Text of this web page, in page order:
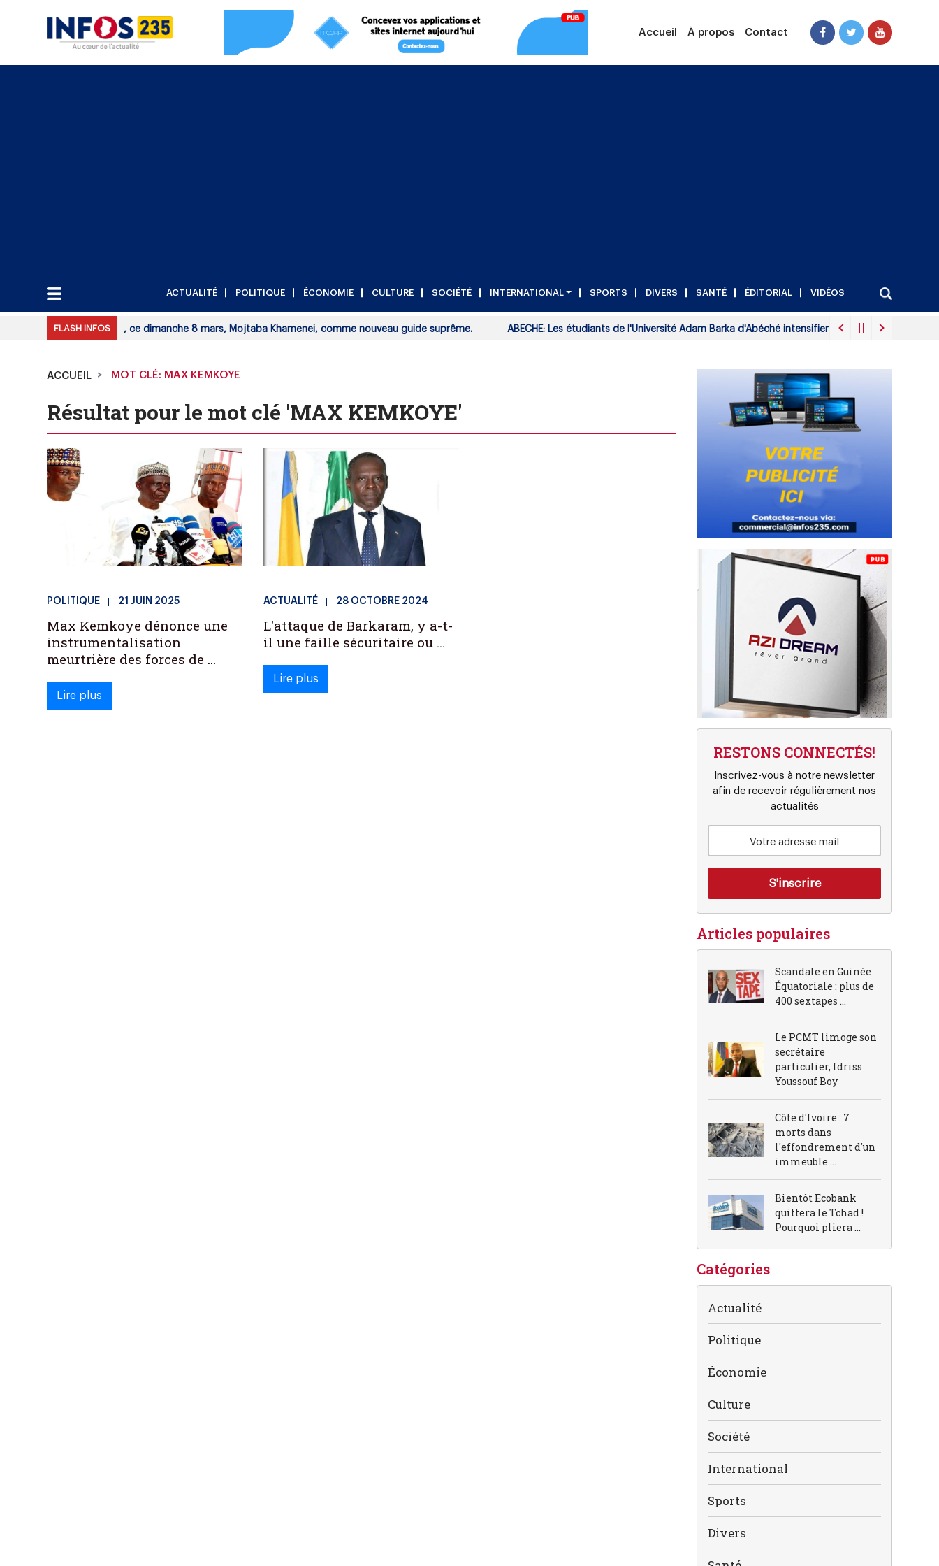
Accueil À propos Contact
ACTUALITÉ POLITIQUE ÉCONOMIE CULTURE SOCIÉTÉ INTERNATIONAL SPORTS DIVERS SANTÉ ÉDITORIAL VIDÉOS
FLASH INFOS
des experts a désigné, ce dimanche 8 mars, Mojtaba Khamenei, comme nouveau guide suprême. ABECHE: Les étudiants de l'Université Adam Barka d'Abéché intensifient leur mobilisation face
ACCUEIL MOT CLÉ: MAX KEMKOYE
Résultat pour le mot clé 'MAX KEMKOYE'
POLITIQUE 21 JUIN 2025
Max Kemkoye dénonce une
instrumentalisation
meurtrière des forces de ...
Lire plus
ACTUALITÉ 28 OCTOBRE 2024
L'attaque de Barkaram, y a-t-
il une faille sécuritaire ou ...
Lire plus
RESTONS CONNECTÉS!
Inscrivez-vous à notre newsletter
afin de recevoir régulièrement nos
actualités
Articles populaires
Scandale en Guinée
Équatoriale : plus de
400 sextapes ...
Le PCMT limoge son
secrétaire
particulier, Idriss
Youssouf Boy
Côte d'Ivoire : 7
morts dans
l'effondrement d'un
immeuble ...
Bientôt Ecobank
quittera le Tchad !
Pourquoi pliera ...
Catégories
Actualité
Politique
Économie
Culture
Société
International
Sports
Divers